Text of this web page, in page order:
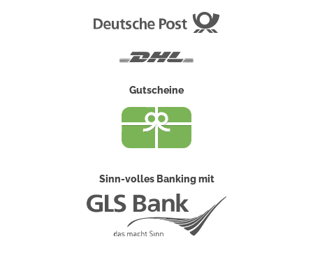
Gutscheine
Sinn-volles Banking mit